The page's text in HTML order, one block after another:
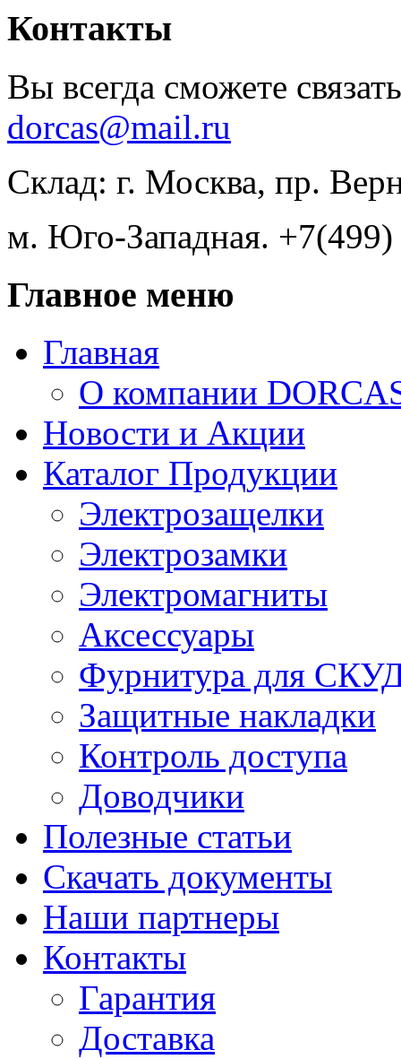
Контакты
Вы всегда сможете
dorcas@mail.ru
Склад: г. Москва, пр.
м. Юго-Западная.
Главное меню
Главная
О компании
Новости и Акции
Каталог Продукции
Электрозащелки
Электрозамки
Электромагниты
Аксессуары
Фурнитура для
Защитные накладки
Контроль доступа
Доводчики
Полезные статьи
Скачать документы
Наши партнеры
Контакты
Гарантия
Доставка